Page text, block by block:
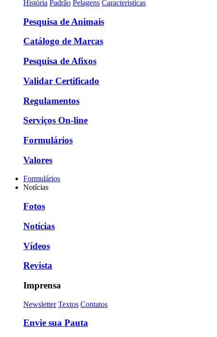
História Padrão Pelagens Caracteristícas
Pesquisa de Animais
Catálogo de Marcas
Pesquisa de Afixos
Validar Certificado
Regulamentos
Serviços On-line
Formulários
Valores
Formulários
Notícias
Fotos
Notícias
Vídeos
Revista
Imprensa
Newsletter Textos Contatos
Envie sua Pauta